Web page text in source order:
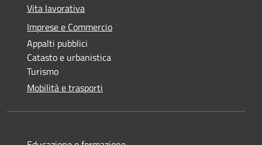
Vita lavorativa
Imprese e Commercio
Appalti pubblici
Catasto e urbanistica
Turismo
Mobilità e trasporti